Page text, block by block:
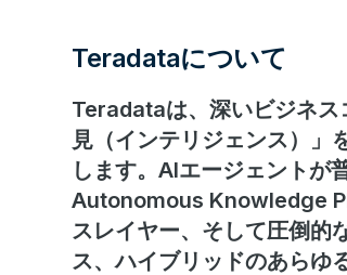
Teradataについて
Teradataは、深いビジネス
見（インテリジェンス）」
します。AIエージェント
Autonomous Knowledge
スレイヤー、そして圧倒的
ス、ハイブリッドのあらゆ